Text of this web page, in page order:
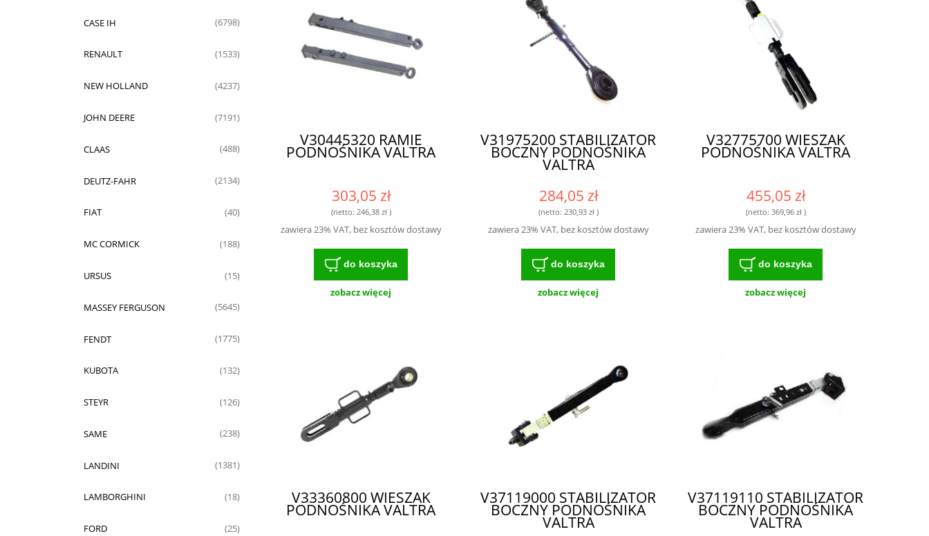
CASE IH (6798)
RENAULT (1533)
NEW HOLLAND (4237)
JOHN DEERE (7191)
CLAAS (488)
DEUTZ-FAHR (2134)
FIAT (40)
MC CORMICK (188)
URSUS (15)
MASSEY FERGUSON (5645)
FENDT (1775)
KUBOTA (132)
STEYR (126)
SAME (238)
LANDINI (1381)
LAMBORGHINI (18)
FORD (25)
V30445320 RAMIE
PODNOŚNIKA VALTRA
303,05 zł
(netto: 246,38 zł)
zawiera 23% VAT, bez kosztów dostawy
do koszyka
zobacz więcej
V31975200 STABILIZATOR
BOCZNY PODNOŚNIKA
VALTRA
284,05 zł
(netto: 230,93 zł)
zawiera 23% VAT, bez kosztów dostawy
do koszyka
zobacz więcej
V32775700 WIESZAK
PODNOŚNIKA VALTRA
455,05 zł
(netto: 369,96 zł)
zawiera 23% VAT, bez kosztów dostawy
do koszyka
zobacz więcej
V33360800 WIESZAK
PODNOŚNIKA VALTRA
V37119000 STABILIZATOR
BOCZNY PODNOŚNIKA
VALTRA
V37119110 STABILIZATOR
BOCZNY PODNOŚNIKA
VALTRA